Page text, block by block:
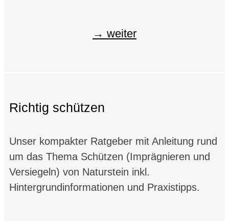
weiter
Richtig schützen
Unser kompakter Ratgeber mit Anleitung rund
um das Thema Schützen (Imprägnieren und
Versiegeln) von Naturstein inkl.
Hintergrundinformationen und Praxistipps.